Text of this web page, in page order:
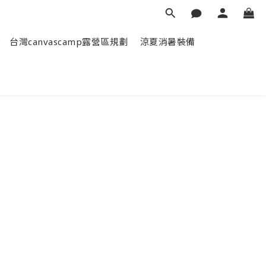
台灣canvascamp露營區規劃 涼夏消暑裝備